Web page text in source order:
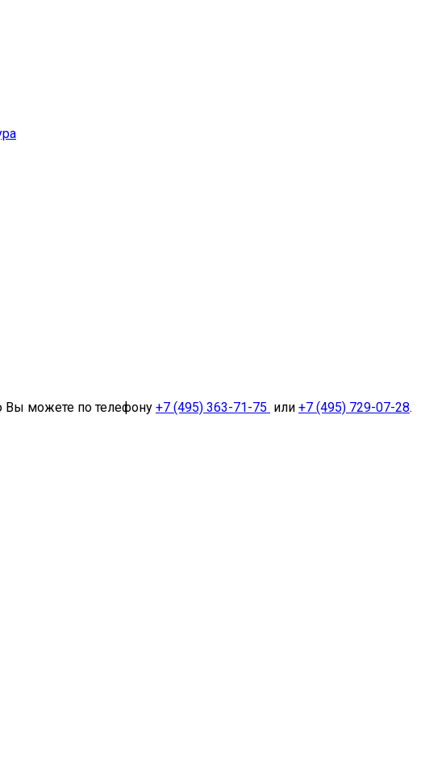
Вы можете по телефону +7 (495) 363-71-75 или +7 (495) 729-07-28.